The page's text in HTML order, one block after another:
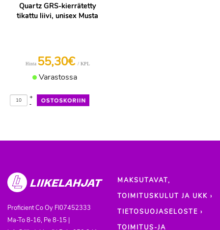
Quartz GRS-kierrätetty
tikattu liivi, unisex Musta
Hinta 55,30€ / KPL
Varastossa
-
+
Proficient Co Oy FI07452333
Ma-To 8-16, Pe 8-15 |
MAKSUTAVAT,
TOIMITUSKULUT JA UKK ›
TIETOSUOJASELOSTE ›
TOIMITUS-JA